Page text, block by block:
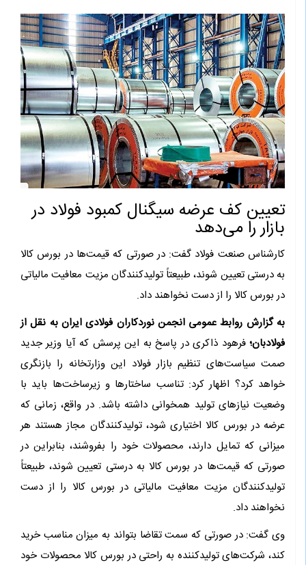
تعیین کف عرضه سیگنال کمبود فولاد در
بازار را می‌دهد
کارشناس صنعت فولاد گفت: در صورتی که قیمت‌ها در بورس کالا
به ‌درستی تعیین شوند، طبیعتاً تولیدکنندگان مزیت معافیت مالیاتی
در بورس کالا را از دست نخواهند داد.
به گزارش روابط عمومی انجمن نوردکاران فولادی ایران به نقل از
فولادبان؛ فرهود ذاکری در پاسخ به این پرسش که آیا وزیر جدید
صمت سیاست‌های تنظیم بازار فولاد این وزارتخانه را بازنگری
خواهد کرد؟ اظهار کرد: تناسب ساختارها و زیرساخت‌ها باید با
وضعیت نیازهای تولید همخوانی داشته باشد. در واقع، زمانی که
عرضه در بورس کالا اختیاری شود، تولیدکنندگان مجاز هستند هر
میزانی که تمایل دارند، محصولات خود را بفروشند، بنابراین در
صورتی که قیمت‌ها در بورس کالا به ‌درستی تعیین شوند، طبیعتاً
تولیدکنندگان مزیت معافیت مالیاتی در بورس کالا را از دست
نخواهند داد.
وی گفت: در صورتی که سمت تقاضا بتواند به میزان مناسب خرید
کند، شرکت‌های تولیدکننده به راحتی در بورس کالا محصولات خود